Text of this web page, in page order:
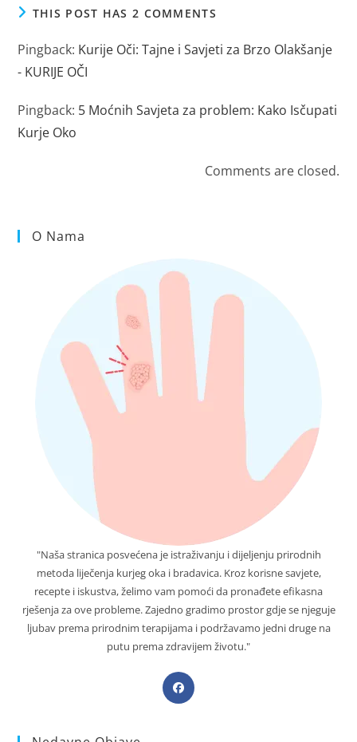
THIS POST HAS 2 COMMENTS
Pingback: Kurije Oči: Tajne i Savjeti za Brzo Olakšanje
- KURIJE OČI
Pingback: 5 Moćnih Savjeta za problem: Kako Isčupati
Kurje Oko
Comments are closed.
O Nama
"Naša stranica posvećena je istraživanju i dijeljenju prirodnih
metoda liječenja kurjeg oka i bradavica. Kroz korisne savjete,
recepte i iskustva, želimo vam pomoći da pronađete efikasna
rješenja za ove probleme. Zajedno gradimo prostor gdje se njeguje
ljubav prema prirodnim terapijama i podržavamo jedni druge na
putu prema zdravijem životu."
Opens